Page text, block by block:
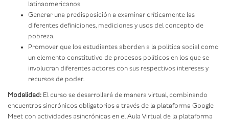
latinaomericanos
Generar una predisposición a examinar críticamente las
diferentes definiciones, mediciones y usos del concepto de
pobreza.
Promover que los estudiantes aborden a la política social como
un elemento constitutivo de procesos políticos en los que se
involucran diferentes actores con sus respectivos intereses y
recursos de poder.
Modalidad: El curso se desarrollará de manera virtual, combinando
encuentros sincrónicos obligatorios a través de la plataforma Google
Meet con actividades asincrónicas en el Aula Virtual de la plataforma